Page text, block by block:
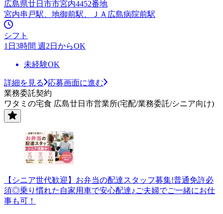
広島県廿日市市宮内4452番地
宮内串戸駅、地御前駅、ＪＡ広島病院前駅
シフト
1日3時間 週2日からOK
未経験OK
詳細を見る
応募画面に進む
業務委託契約
ワタミの宅食 広島廿日市営業所(宅配/業務委託/シニア向け)
【シニア世代歓迎】お弁当の配達スタッフ募集!普通免許必
須◎乗り慣れた自家用車で安心配達♪ご夫婦でご一緒にお仕
事も可！